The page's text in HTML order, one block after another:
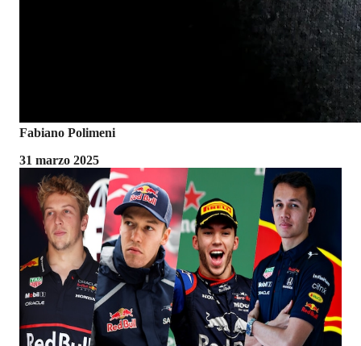
Fabiano Polimeni
31 marzo 2025